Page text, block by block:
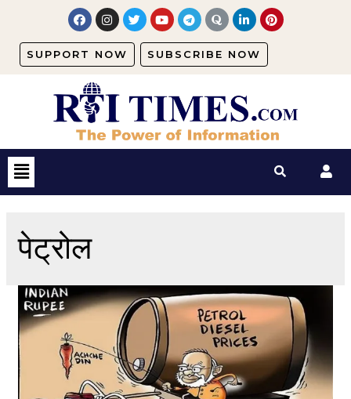
SUPPORT NOW SUBSCRIBE NOW
पेट्रोल